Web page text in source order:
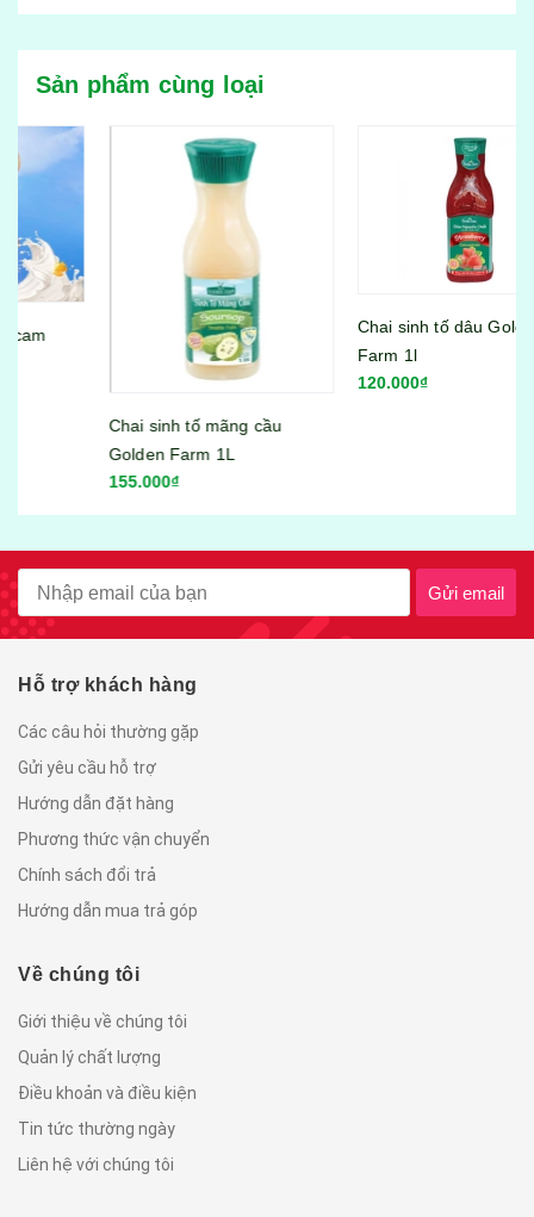
Sản phẩm cùng loại
Chai sinh tố mãng cầu
Golden Farm 1L
Chai sinh tố dâu Golden
Gửi email
Hỗ trợ khách hàng
Các câu hỏi thường gặp
Gửi yêu cầu hỗ trợ
Hướng dẫn đặt hàng
Phương thức vận chuyển
Chính sách đổi trả
Hướng dẫn mua trả góp
Về chúng tôi
Giới thiệu về chúng tôi
Quản lý chất lượng
Điều khoản và điều kiện
Tin tức thường ngày
Liên hệ với chúng tôi